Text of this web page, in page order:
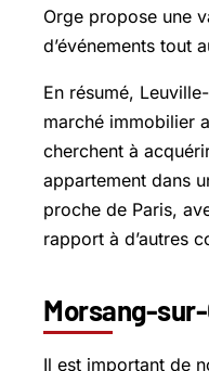
Orge propose une
d’événements tout
En résumé,
marché immobilier
cherchent à
appartement dans
proche de Paris,
rapport à d’autres
Morsang-
Il est important de